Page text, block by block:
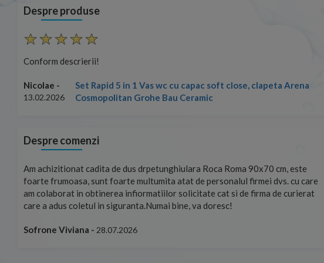
Despre produse
Conform descrierii!
Nicolae -
13.02.2026
Set Rapid 5 in 1 Vas wc cu capac soft close, clapeta Arena
Cosmopolitan Grohe Bau Ceramic
Despre comenzi
Am achizitionat cadita de dus drpetunghiulara Roca Roma 90x70 cm, este
foarte frumoasa, sunt foarte multumita atat de personalul firmei dvs. cu care
am colaborat in obtinerea infiormatiilor solicitate cat si de firma de curierat
care a adus coletul in siguranta.Numai bine, va doresc!
Sofrone Viviana - 28.07.2026